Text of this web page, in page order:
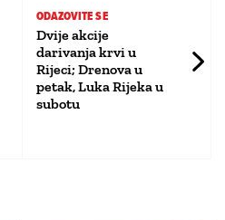
ODAZOVITE SE
Dvije akcije
darivanja krvi u
Rijeci; Drenova u
petak, Luka Rijeka u
subotu